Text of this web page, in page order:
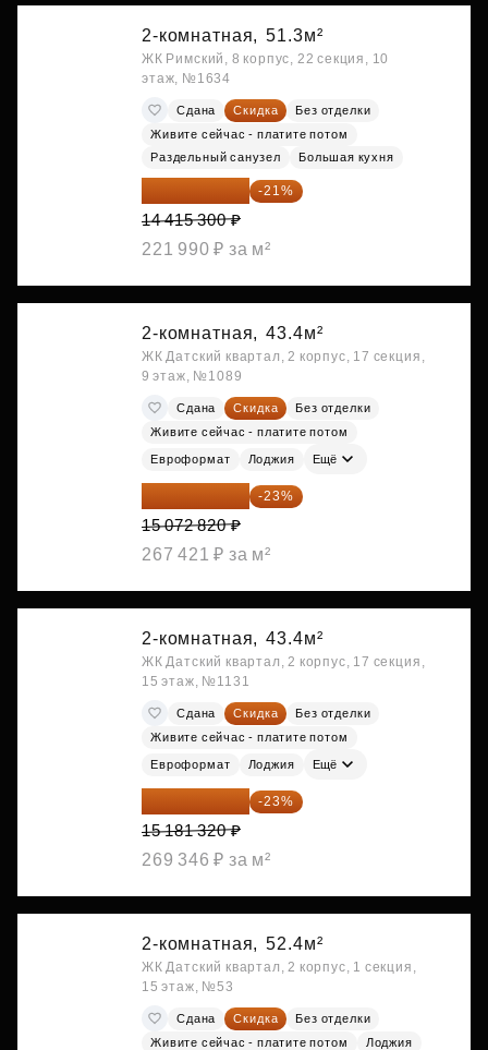
2-комнатная, 51.3м²
ЖК Римский, 8 корпус, 22 секция, 10
этаж, №1634
Сдана Скидка
Без отделки
Живите сейчас - платите потом
Раздельный санузел
Большая кухня
11 388 087 ₽ -21%
14 415 300 ₽
221 990 ₽ за м²
2-комнатная, 43.4м²
ЖК Датский квартал, 2 корпус, 17 секция,
9 этаж, №1089
Сдана Скидка
Без отделки
Живите сейчас - платите потом
Евроформат Лоджия Ещё
11 606 071 ₽ -23%
15 072 820 ₽
267 421 ₽ за м²
2-комнатная, 43.4м²
ЖК Датский квартал, 2 корпус, 17 секция,
15 этаж, №1131
Сдана Скидка
Без отделки
Живите сейчас - платите потом
Евроформат Лоджия Ещё
11 689 616 ₽ -23%
15 181 320 ₽
269 346 ₽ за м²
2-комнатная, 52.4м²
ЖК Датский квартал, 2 корпус, 1 секция,
15 этаж, №53
Сдана Скидка
Без отделки
Живите сейчас - платите потом
Лоджия